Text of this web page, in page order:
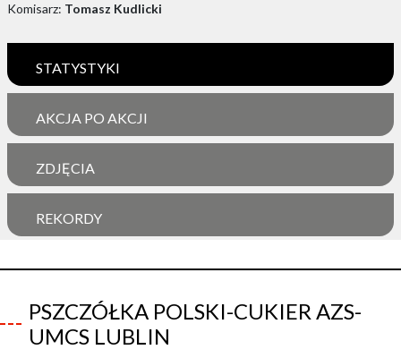
Komisarz: Tomasz Kudlicki
STATYSTYKI
AKCJA PO AKCJI
ZDJĘCIA
REKORDY
PSZCZÓŁKA POLSKI-CUKIER AZS-
UMCS LUBLIN